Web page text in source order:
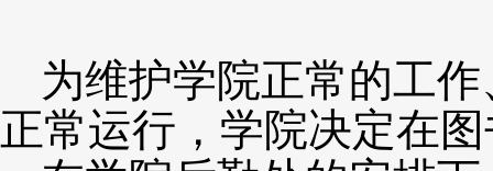
为维护学院正常的工
正常运行，学院决定在